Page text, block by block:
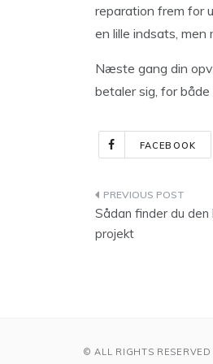
reparation frem for
en lille indsats,
Næste gang din
betaler sig, for
FACEBOOK
Sådan finder du
projekt
© ALL RIGHTS